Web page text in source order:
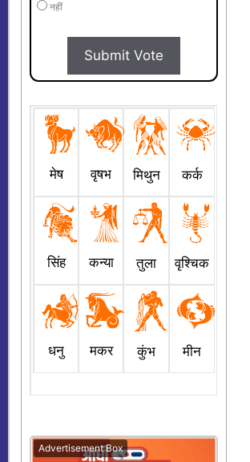
नहीं
Submit Vote
मेष वृषभ मिथुन कर्क
सिंह कन्या तुला वृश्चिक
धनु मकर कुंभ मीन
Advertisement Box